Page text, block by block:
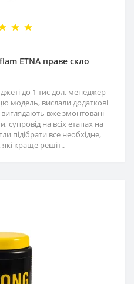
ETNA праве скло
до 1 тис дол, менеджер
модель, вислали додаткові
вже змонтовані
супровід на всіх етапах на
підібрати все необхідне,
краще решіт..